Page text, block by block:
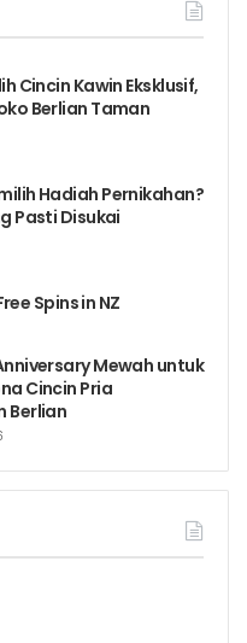
Cincin Kawin Eksklusif,
Berlian Taman
Hadiah Pernikahan?
Pasti Disukai
Spins in NZ
Mewah untuk
Cincin Pria
Berlian